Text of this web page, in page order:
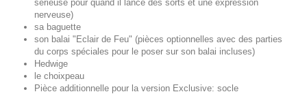
sérieuse pour quand il lance des sorts et une expression
nerveuse)
sa baguette
son balai "Eclair de Feu" (pièces optionnelles avec des parties
du corps spéciales pour le poser sur son balai incluses)
Hedwige
le choixpeau
Pièce additionnelle pour la version Exclusive: socle